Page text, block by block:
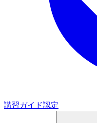
講習ガイド認定